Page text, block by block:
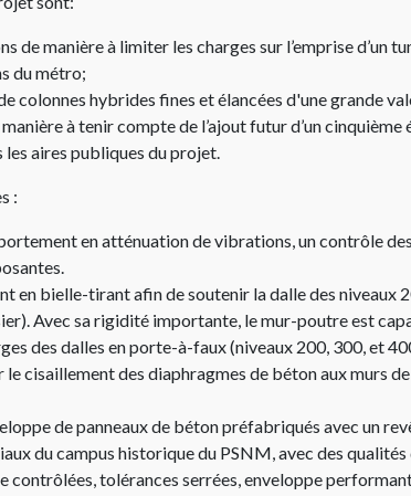
manière à limiter les charges sur l’emprise d’un
du métro;​
colonnes hybrides fines et élancées d'une grande
à tenir compte de l’ajout futur d’un cinquième
aires publiques du projet.​
:​
en atténuation de vibrations, un contrôle
en bielle-tirant afin de soutenir la dalle des niveaux
Avec sa rigidité importante, le mur-poutre est
des dalles en porte-à-faux (niveaux 200, 300, et
des diaphragmes de béton aux murs
de panneaux de béton préfabriqués avec un
du campus historique du PSNM, avec des
contrôlées, tolérances serrées, enveloppe